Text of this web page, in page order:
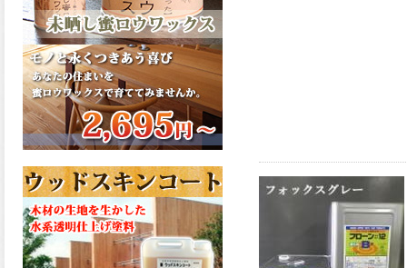
致しました。ご購入はこちら
から。
2026.03.05
ファインウレタンの使いやす
さで、弾性形。塗料用シンナ
ーで希釈できる、使いやすさ
を追求したウレタン樹脂エナ
メル、弾性ファインウレタン
した。ご購入はこちらから。
2026.03.04
長年ご愛顧いただいている
「ラッカー塗料」に抗ウイル
ス機能を追加しバージョンア